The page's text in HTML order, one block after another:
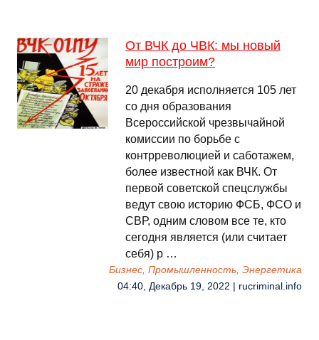
От ВЧК до ЧВК: мы новый
мир построим?
20 декабря исполняется 105 лет
со дня образования
Всероссийской чрезвычайной
комиссии по борьбе с
контрреволюцией и саботажем,
более известной как ВЧК. От
первой советской спецслужбы
ведут свою историю ФСБ, ФСО и
СВР, одним словом все те, кто
сегодня является (или считает
себя) р …
Бизнес, Промышленность, Энергетика
04:40, Декабрь 19, 2022 | rucriminal.info